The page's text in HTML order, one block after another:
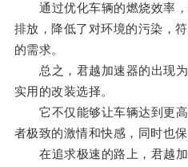
通过优化车辆的燃烧效率，
排放，降低了对环境的污染，
的需求。
总之，君越加速器的出现为
实用的改装选择。
它不仅能够让车辆达到更高
者极致的激情和快感，同时也保
在追求极速的路上，君越加